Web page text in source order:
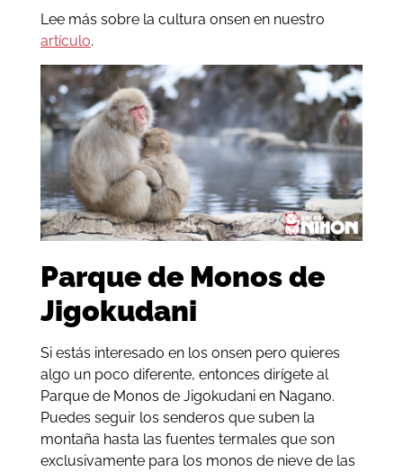
Lee más sobre la cultura onsen en nuestro
artículo.
Parque de Monos de
Jigokudani
Si estás interesado en los onsen pero quieres
algo un poco diferente, entonces dirígete al
Parque de Monos de Jigokudani en Nagano.
Puedes seguir los senderos que suben la
montaña hasta las fuentes termales que son
exclusivamente para los monos de nieve de las